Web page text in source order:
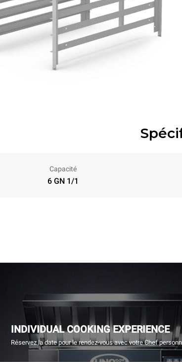
Capacité
6 GN 1/1
INDIVIDUAL COOKING EXPERIENCE
Réservez la date pour le rendez-vous avec votre Chef